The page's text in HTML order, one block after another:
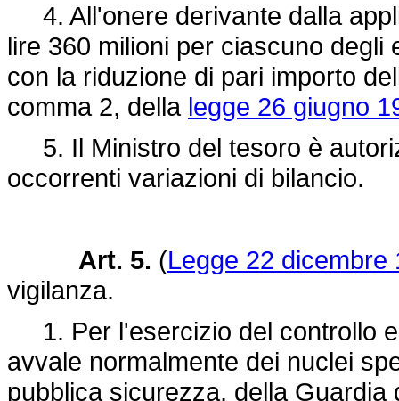
4. All'onere derivante dalla
lire 360 milioni per ciascuno
con la riduzione di pari importo
comma 2, della legge 26 giugno
5. Il Ministro del tesoro è
occorrenti variazioni di bilancio.
Art. 5. (Legge 22 dicembre
vigilanza.
1. Per l'esercizio del controllo e
avvale normalmente dei nuclei
pubblica sicurezza, della